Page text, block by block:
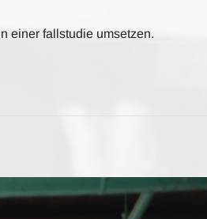
einer fallstudie umsetzen.